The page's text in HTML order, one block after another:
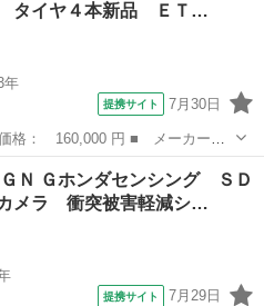
イヤ４本新品 ＥＴ…
年
提携サイト 7月30日
ＯＸ＋ ■ グレード名： Ｇ 車
ヤ４本新品 ＥＴＣ 両側スラ
Ｎ Ｇホンダセンシング ＳＤ
メラ 衝突被害軽減シ…
提携サイト 7月29日